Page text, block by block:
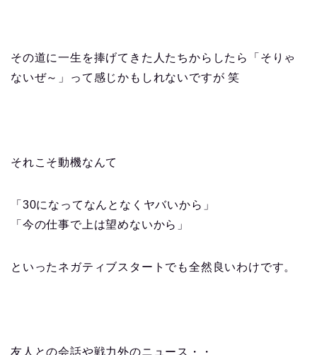
その道に一生を捧げてきた人たちからしたら「そりゃ
ないぜ～」って感じかもしれないですが 笑
それこそ動機なんて
「30になってなんとなくヤバいから」
「今の仕事で上は望めないから」
といったネガティブスタートでも全然良いわけです。
友人との会話や戦力外のニュース・・